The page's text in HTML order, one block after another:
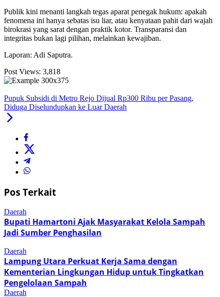
Publik kini menanti langkah tegas aparat penegak hukum: apakah
fenomena ini hanya sebatas isu liar, atau kenyataan pahit dari wajah
birokrasi yang sarat dengan praktik kotor. Transparansi dan
integritas bukan lagi pilihan, melainkan kewajiban.
Laporan: Adi Saputra.
Post Views: 3,818
Pupuk Subsidi di Metro Rejo Dijual Rp300 Ribu per Pasang,
Diduga Diselundupkan ke Luar Daerah
Pos Terkait
Daerah
Bupati Hamartoni Ajak Masyarakat Kelola Sampah
Jadi Sumber Penghasilan
Daerah
Lampung Utara Perkuat Kerja Sama dengan
Kementerian Lingkungan Hidup untuk Tingkatkan
Pengelolaan Sampah
Daerah